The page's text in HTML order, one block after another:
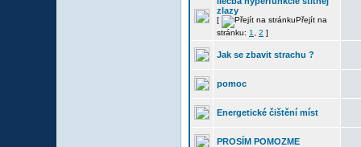
zlazy
[
Přejít na
stránku: 1 2 ]
Jak se zbavit strachu ?
pomoc
Energetické čištění míst
PROSÍM POMOZME